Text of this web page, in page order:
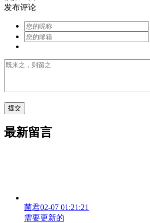
发布评论
最新留言
菌君02-07 01:21:21
需要更新的